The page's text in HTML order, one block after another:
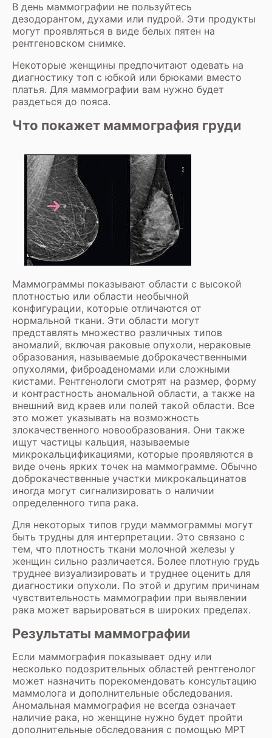
В день маммографии не пользуйтесь
дезодорантом, духами или пудрой. Эти продукты
могут проявляться в виде белых пятен на
рентгеновском снимке.
Некоторые женщины предпочитают одевать на
диагностику топ с юбкой или брюками вместо
платья. Для маммографии вам нужно будет
раздеться до пояса.
Что покажет маммография груди
Маммограммы показывают области с высокой
плотностью или области необычной
конфигурации, которые отличаются от
нормальной ткани. Эти области могут
представлять множество различных типов
аномалий, включая раковые опухоли, нераковые
образования, называемые доброкачественными
опухолями, фиброаденомами или сложными
кистами. Рентгенологи смотрят на размер, форму
и контрастность аномальной области, а также на
внешний вид краев или полей такой области. Все
это может указывать на возможность
злокачественного новообразования. Они также
ищут частицы кальция, называемые
микрокальцификациями, которые проявляются в
виде очень ярких точек на маммограмме. Обычно
доброкачественные участки микрокальцинатов
иногда могут сигнализировать о наличии
определенного типа рака.
Для некоторых типов груди маммограммы могут
быть трудны для интерпретации. Это связано с
тем, что плотность ткани молочной железы у
женщин сильно различается. Более плотную грудь
труднее визуализировать и труднее оценить для
диагностики опухоли. По этой и другим причинам
чувствительность маммографии при выявлении
рака может варьироваться в широких пределах.
Результаты маммографии
Если маммография показывает одну или
несколько подозрительных областей рентгенолог
может назначить порекомендовать консультацию
маммолога и дополнительные обследования.
Аномальная маммография не всегда означает
наличие рака, но женщине нужно будет пройти
дополнительные обследования с помощью МРТ